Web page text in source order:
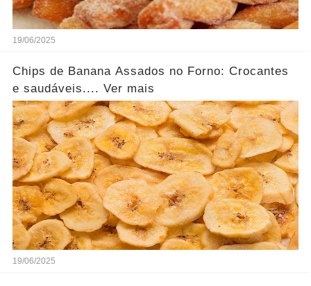
19/06/2025
Chips de Banana Assados no Forno: Crocantes
e saudáveis.... Ver mais
19/06/2025